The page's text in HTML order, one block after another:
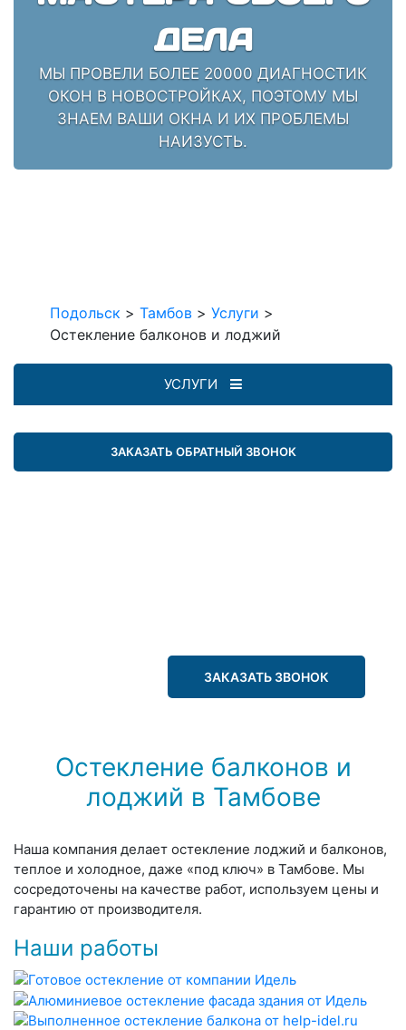
ДЕЛА
МЫ ПРОВЕЛИ БОЛЕЕ 20000 ДИАГНОСТИК
ОКОН В НОВОСТРОЙКАХ, ПОЭТОМУ МЫ
ЗНАЕМ ВАШИ ОКНА И ИХ ПРОБЛЕМЫ
НАИЗУСТЬ.
Подольск > Тамбов > Услуги >
Остекление балконов и лоджий
УСЛУГИ
ЗАКАЗАТЬ ОБРАТНЫЙ ЗВОНОК
ЗАКАЗАТЬ ЗВОНОК
Остекление балконов и
лоджий в Тамбове
Наша компания делает остекление лоджий и балконов,
теплое и холодное, даже «под ключ» в Тамбове. Мы
сосредоточены на качестве работ, используем цены и
гарантию от производителя.
Наши работы